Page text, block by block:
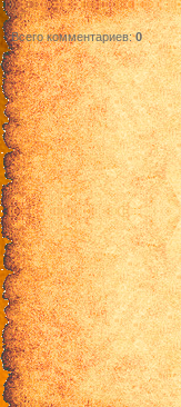
Всего комментариев:0